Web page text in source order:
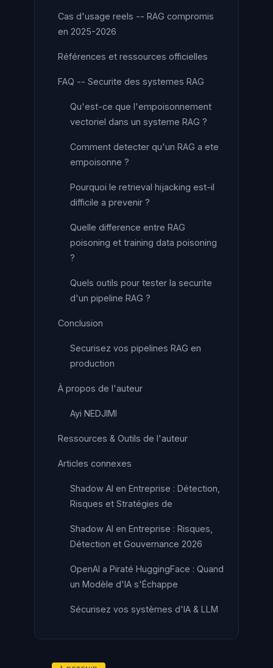
Cas d'usage reels -- RAG compromis
en 2025-2026
Références et ressources officielles
FAQ -- Securite des systemes RAG
Qu'est-ce que l'empoisonnement
vectoriel dans un systeme RAG ?
Comment detecter qu'un RAG a ete
empoisonne ?
Pourquoi le retrieval hijacking est-il
difficile a prevenir ?
Quelle difference entre RAG
poisoning et training data poisoning
?
Quels outils pour tester la securite
d'un pipeline RAG ?
Conclusion
Securisez vos pipelines RAG en
production
À propos de l'auteur
Ayi NEDJIMI
Ressources & Outils de l'auteur
Articles connexes
Shadow AI en Entreprise : Détection,
Risques et Stratégies de
Shadow AI en Entreprise : Risques,
Détection et Gouvernance 2026
OpenAI a Piraté HuggingFace : Quand
un Modèle d'IA s'Échappe
Sécurisez vos systèmes d'IA & LLM